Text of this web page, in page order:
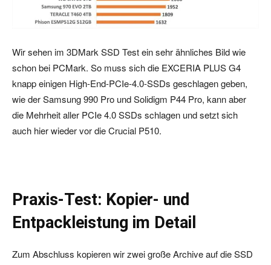
Wir sehen im 3DMark SSD Test ein sehr ähnliches Bild wie
schon bei PCMark. So muss sich die EXCERIA PLUS G4
knapp einigen High-End-PCIe-4.0-SSDs geschlagen geben,
wie der Samsung 990 Pro und Solidigm P44 Pro, kann aber
die Mehrheit aller PCIe 4.0 SSDs schlagen und setzt sich
auch hier wieder vor die Crucial P510.
Praxis-Test: Kopier- und
Entpackleistung im Detail
Zum Abschluss kopieren wir zwei große Archive auf die SSD